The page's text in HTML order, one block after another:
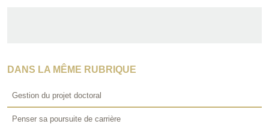
DANS LA MÊME RUBRIQUE
Gestion du projet doctoral
Penser sa poursuite de carrière